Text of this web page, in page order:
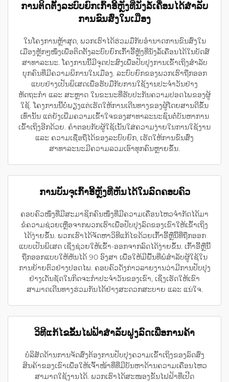
ການຕິດຕັ້ງລະບົບຍົກເກົ້າອີ້ຫຼັງທີ່ນັ່ງລໍ້ເຄື່ອນໄດ້ສຳລັບ
ການຂົນສົ່ງໃນເມືອງ
ໃນໂຄງການຫຼ້າສຸດ, ພວກເຮົາໄດ້ຮ່ວມມືກັບອຳນາດການຂົນສົ່ງໃນ
ເມືອງຫຼັກໆໜຶ່ງເພື່ອຕິດຕັ້ງລະບົບຍົກເກົ້າອີ້ຫຼັງທີ່ນັ່ງລໍ້ເຄື່ອນໄດ້ໃນບັດສ໌
ສາທາລະນະ. ໂຄງການນີ້ມີຈຸດປະສົງເພື່ອປັບປຸງການເຂົ້າເຖິງສຳລັບ
ບຸກຄົນທີ່ມີຄວາມພິການໃນເມືອງ. ລະບົບຍົກຂອງພວກເຮົາຖືກອອກ
ແບບຢ່າງເປັນພິເສດເພື່ອຮັບມືກັບການໃຊ້ງານປະຈຳວັນຢ່າງ
ຫັດຖະກຳ ແລະ ສະຫຼາດ ໃນຂະນະທີ່ຮັບປະກັນຄວາມປອດໄພຂອງຜູ້
ໃຊ້. ໂຄງການນີ້ບໍ່ພຽງແຕ່ເຮັດໃຫ້ການເດີນທາງຂອງຜູ້ໂດຍສານດີຂຶ້ນ
ເທົ່ານັ້ນ ແຕ່ຍັງເພີ່ມຄວາມເຂົ້າໃຈຂອງສາທາລະນະຊົນຕໍ່ບັນຫາການ
ເຂົ້າເຖິງອີກດ້ວຍ. ຄຳຕອບກັບຜູ້ໃຊ້ເນັ້ນໃສ່ຄວາມງ່າຍໃນການໃຊ້ງານ
ແລະ ຄວາມເຊື່ອຖືໄດ້ຂອງລະບົບຍົກ, ເຮັດໃຫ້ການຂົນສົ່ງ
ສາທາລະນະມີຄວາມລວມເອົາທຸກຄົນຫຼາຍຂຶ້ນ.
ການບັນຈຸເກົ້າອີ້ຫຼັງທີ່ຫັນໄດ້ໃນລົດຄອບຄົວ
ຄອບຄົວໜຶ່ງທີ່ມີສະມາຊິກຄົນໜຶ່ງທີ່ມີຄວາມເຄື່ອນໄຫວຈຳກັດໄດ້ມາ
ຂໍຄວາມຊ່ວຍເຫຼືອຈາກພວກເຮົາເພື່ອປັບປຸງລົດຂອງເຂົາໃຫ້ເຂົ້າເຖິງ
ໄດ້ງ່າຍຂຶ້ນ. ພວກເຮົາໄດ້ຈັດຫາວິທີແກ້ໄຂດ້ວຍເກົ້າອີ້ຫຼືນີ້ທີ່ຖືກອອກ
ແບບເປັນພິເສດ ເຊິ່ງຊ່ວຍໃຫ້ເຂົ້າ-ອອກຈາກລົດໄດ້ງ່າຍຂຶ້ນ. ເກົ້າອີ້ຫຼືນີ້
ຖືກອອກແບບໃຫ້ຫັນໄດ້ 90 ອົງສາ ເພື່ອໃຫ້ມີພື້ນທີ່ພໍສຳລັບຜູ້ໃຊ້ໃນ
ການຍ້າຍຕົວຢ່າງປອດໄພ. ຄອບຄົວດັ່ງກ່າວລາຍງານວ່າມີການປັບປຸງ
ຢ່າງເດັ່ນຊັດໃນກິດຈະກຳປະຈຳວັນຂອງເຂົາ, ເຊິ່ງເຮັດໃຫ້ເຂົາ
ສາມາດເດີນທາງຮ່ວມກັນໄດ້ຢ່າງສະດວກສະບາຍ ແລະ ແນ່ໃຈ.
ວິທີແກ້ໄຂຂັ້ນໄຟຟ້າສຳລັບຝູງລົດເພື່ອການຄ້າ
ບໍລິສັດດ້ານການຈັດສົ່ງຕ້ອງການປັບປຸງຄວາມເຂົ້າເຖິງຂອງລົດສົ່ງ
ສິນຄ້າຂອງເຂົາເພື່ອໃຫ້ເຈົ້າໜ້າທີ່ທີ່ມີບັນຫາດ້ານຄວາມເຄື່ອນໄຫວ
ສາມາດໃຊ້ງານໄດ້. ພວກເຮົາໄດ້ສະໜອງຂັ້ນໄຟຟ້າທີ່ເປີດ